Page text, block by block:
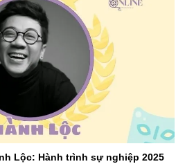
Lộc: Hành trình sự nghiệp 2025